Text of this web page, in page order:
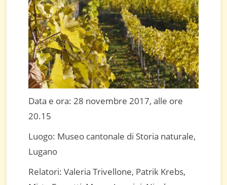
Data e ora: 28 novembre 2017, alle ore
20.15
Luogo: Museo cantonale di Storia naturale,
Lugano
Relatori: Valeria Trivellone, Patrik Krebs,